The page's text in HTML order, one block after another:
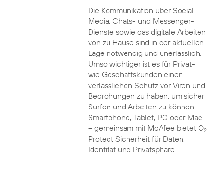
Die Kommunikation über Social
Media, Chats- und Messenger-
Dienste sowie das digitale Arbeiten
von zu Hause sind in der aktuellen
Lage notwendig und unerlässlich.
Umso wichtiger ist es für Privat-
wie Geschäftskunden einen
verlässlichen Schutz vor Viren und
Bedrohungen zu haben, um sicher
Surfen und Arbeiten zu können.
Smartphone, Tablet, PC oder Mac
– gemeinsam mit McAfee bietet O2
Protect Sicherheit für Daten,
Identität und Privatsphäre.